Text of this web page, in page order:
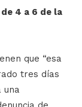
4 a 6 de la
que “esa
tres días
una